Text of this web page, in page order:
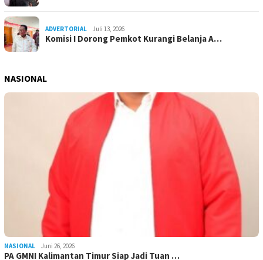
ADVERTORIAL Juli 13, 2026
Komisi I Dorong Pemkot Kurangi Belanja A…
NASIONAL
NASIONAL Juni 26, 2026
PA GMNI Kalimantan Timur Siap Jadi Tuan …